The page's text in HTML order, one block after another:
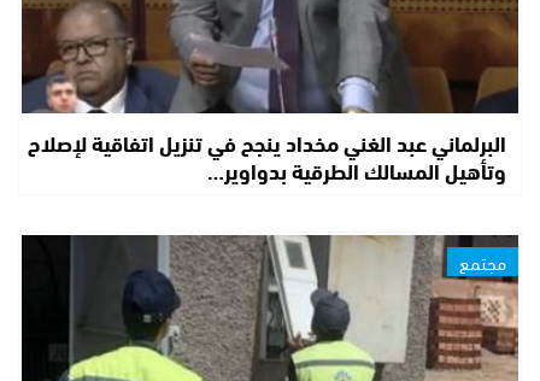
البرلماني عبد الغني مخداد ينجح في تنزيل اتفاقية لإصلاح
وتأهيل المسالك الطرقية بدواوير…
مجتمع